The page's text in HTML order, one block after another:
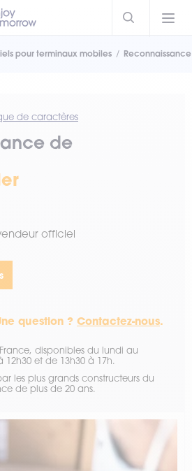
pour terminaux mobiles
de caractères
de
officiel
question ? Contactez-nous.
disponibles du lundi au
et de 13h30 à 17h.
les plus grands constructeurs du
de plus de 20 ans.